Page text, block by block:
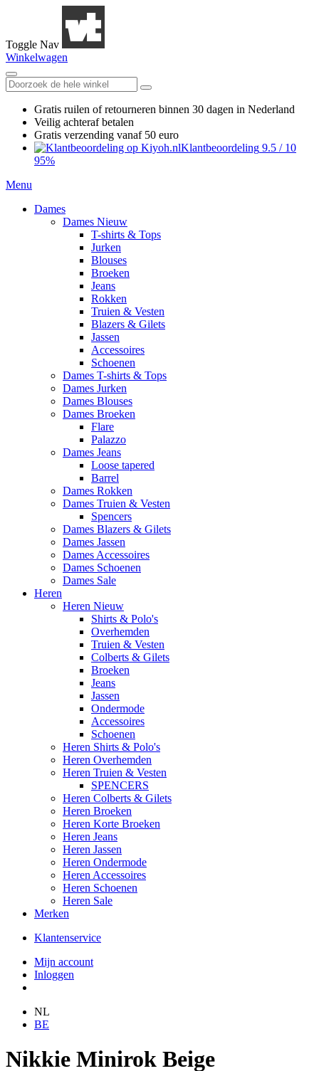
Toggle Nav
Winkelwagen
Gratis ruilen of retourneren binnen 30 dagen in Nederland
Veilig achteraf betalen
Gratis verzending vanaf 50 euro
Klantbeoordeling 9.5 / 10
95%
Menu
Dames
Dames Nieuw
T-shirts & Tops
Jurken
Blouses
Broeken
Jeans
Rokken
Truien & Vesten
Blazers & Gilets
Jassen
Accessoires
Schoenen
Dames T-shirts & Tops
Dames Jurken
Dames Blouses
Dames Broeken
Flare
Palazzo
Dames Jeans
Loose tapered
Barrel
Dames Rokken
Dames Truien & Vesten
Spencers
Dames Blazers & Gilets
Dames Jassen
Dames Accessoires
Dames Schoenen
Dames Sale
Heren
Heren Nieuw
Shirts & Polo's
Overhemden
Truien & Vesten
Colberts & Gilets
Broeken
Jeans
Jassen
Ondermode
Accessoires
Schoenen
Heren Shirts & Polo's
Heren Overhemden
Heren Truien & Vesten
SPENCERS
Heren Colberts & Gilets
Heren Broeken
Heren Korte Broeken
Heren Jeans
Heren Jassen
Heren Ondermode
Heren Accessoires
Heren Schoenen
Heren Sale
Merken
Klantenservice
Mijn account
Inloggen
NL
BE
Nikkie Minirok Beige